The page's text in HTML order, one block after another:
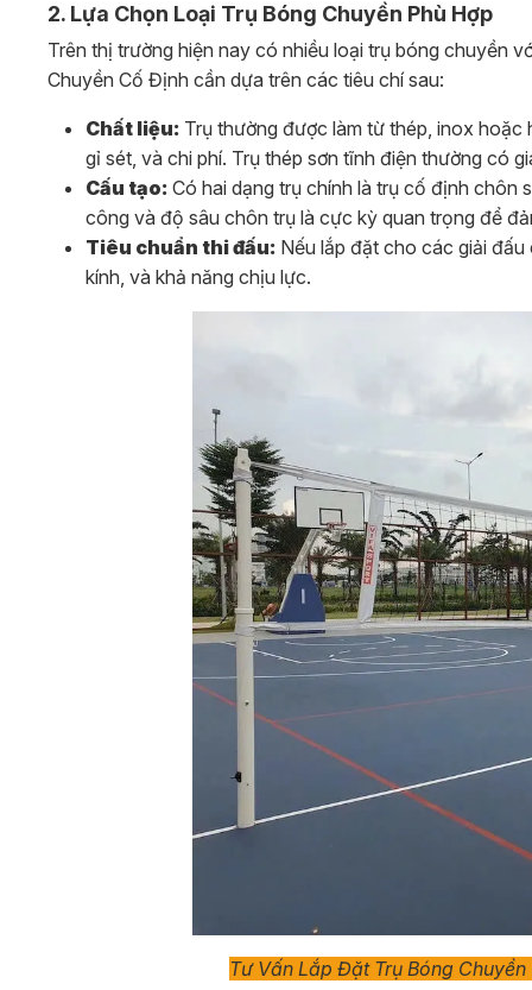
2. Lựa Chọn Loại Trụ Bóng Chuyền Phù Hợp
Trên thị trường hiện nay có nhiều loại trụ bóng chuyền
Chuyền Cố Định cần dựa trên các tiêu chí sau:
Chất liệu: Trụ thường được làm từ thép, inox hoặc
gỉ sét, và chi phí. Trụ thép sơn tĩnh điện thường có
Cấu tạo: Có hai dạng trụ chính là trụ cố định
công và độ sâu chôn trụ là cực kỳ quan trọng để
Tiêu chuẩn thi đấu: Nếu lắp đặt cho các giải
kính, và khả năng chịu lực.
Tư Vấn Lắp Đặt Trụ Bóng